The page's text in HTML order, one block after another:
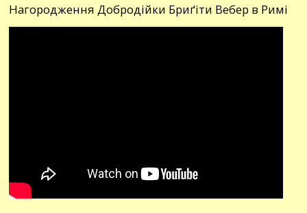
Нагородження Добродійки Бриґіти Вебер в Римі